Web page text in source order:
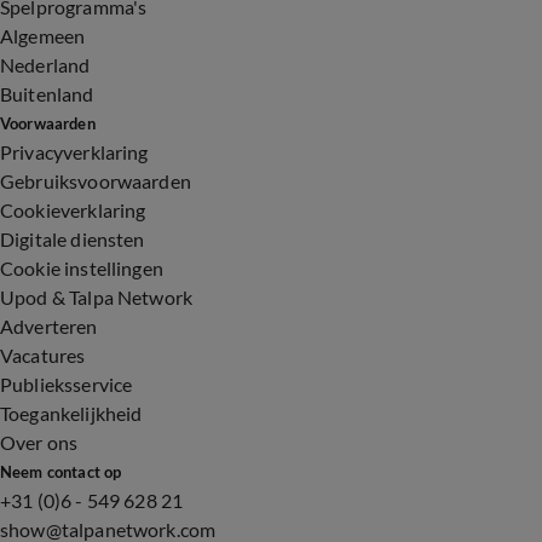
Spelprogramma's
Algemeen
Nederland
Buitenland
Voorwaarden
Privacyverklaring
Gebruiksvoorwaarden
Cookieverklaring
Digitale diensten
Cookie instellingen
Upod & Talpa Network
Adverteren
Vacatures
Publieksservice
Toegankelijkheid
Over ons
Neem contact op
+31 (0)6 - 549 628 21
show@talpanetwork.com